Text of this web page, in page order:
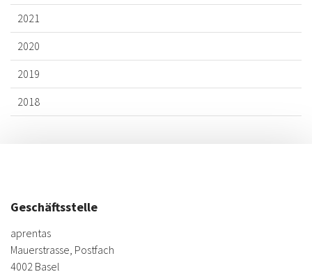
2021
2020
2019
2018
Geschäftsstelle
aprentas
Mauerstrasse, Postfach
4002 Basel